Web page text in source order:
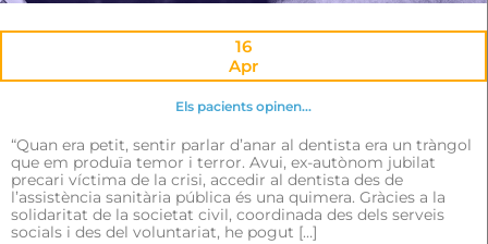
16
Apr
Els pacients opinen…
“Quan era petit, sentir parlar d’anar al dentista era un tràngol
que em produïa temor i terror. Avui, ex-autònom jubilat
precari víctima de la crisi, accedir al dentista des de
l’assistència sanitària pública és una quimera. Gràcies a la
solidaritat de la societat civil, coordinada des dels serveis
socials i des del voluntariat, he pogut […]